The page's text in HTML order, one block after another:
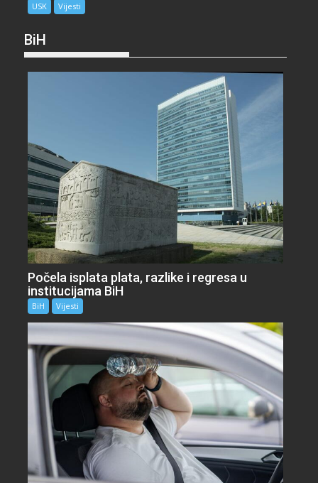
USK Vijesti
BiH
Počela isplata plata, razlike i regresa u
institucijama BiH
BiH Vijesti